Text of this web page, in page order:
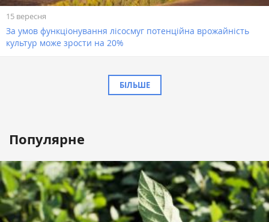
15 вересня
За умов функціонування лісосмуг потенційна врожайність
культур може зрости на 20%
БІЛЬШЕ
Популярне